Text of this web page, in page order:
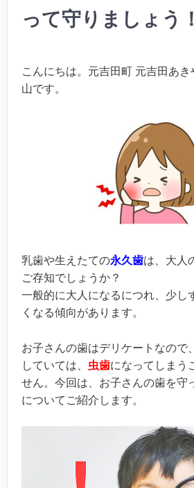
って守りましょう！
こんにちは。元吉田町 元吉田あ
山です。
乳歯や生えたての永久歯は、大人
ご存知でしょうか？
一般的に大人になるにつれ、少し
くなる傾向があります。
お子さんの歯はデリケートなので
していては、 虫歯になってしまう
せん。今回は、お子さんの歯を守
についてご紹介します。